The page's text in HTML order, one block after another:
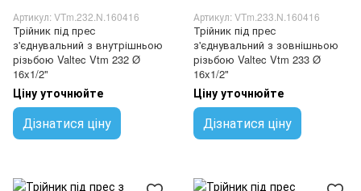
Артикул: VTm.232.N.160416
Трійник під прес
з'єднувальний з внутрішньою
різьбою Valtec Vtm 232 Ø
16x1/2"
Ціну уточнюйте
Дізнатися ціну
Артикул: VTm.233.N.160416
Трійник під прес
з'єднувальний з зовнішньою
різьбою Valtec Vtm 233 Ø
16x1/2"
Ціну уточнюйте
Дізнатися ціну